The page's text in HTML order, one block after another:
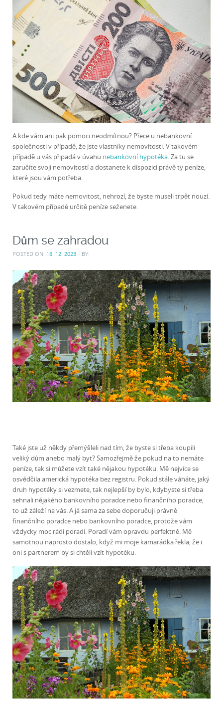
A kde vám ani pak pomoci neodmítnou? Přece u nebankovní
společnosti v případě, že jste vlastníky nemovitosti. V takovém
případě u vás připadá v úvahu nebankovní hypotéka. Za tu se
zaručíte svojí nemovitostí a dostanete k dispozici právě ty peníze,
které jsou vám potřeba.
Pokud tedy máte nemovitost, nehrozí, že byste museli trpět nouzí.
V takovém případě určitě peníze seženete.
Dům se zahradou
POSTED ON: 18. 12. 2023 BY:
Také jste už někdy přemýšleli nad tím, že byste si třeba koupili
veliký dům anebo malý byt? Samozřejmě že pokud na to nemáte
peníze, tak si můžete vzít také nějakou hypotéku. Mě nejvíce se
osvědčila americká hypotéka bez registru. Pokud stále váháte, jaký
druh hypotéky si vezmete, tak nejlepší by bylo, kdybyste si třeba
sehnali nějakého bankovního poradce nebo finančního poradce,
to už záleží na vás. A já sama za sebe doporučuji právně
finančního poradce nebo bankovního poradce, protože vám
vždycky moc rádi poradí. Poradí vám opravdu perfektně. Mě
samotnou naprosto dostalo, když mi moje kamarádka řekla, že i
oni s partnerem by si chtěli vzít hypotéku.